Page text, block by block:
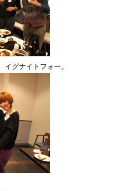
イグナイトフォー。